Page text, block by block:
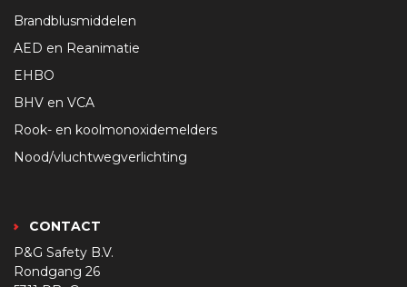
Brandblusmiddelen
AED en Reanimatie
EHBO
BHV en VCA
Rook- en koolmonoxidemelders
Nood/vluchtwegverlichting
CONTACT
P&G Safety B.V.
Rondgang 26